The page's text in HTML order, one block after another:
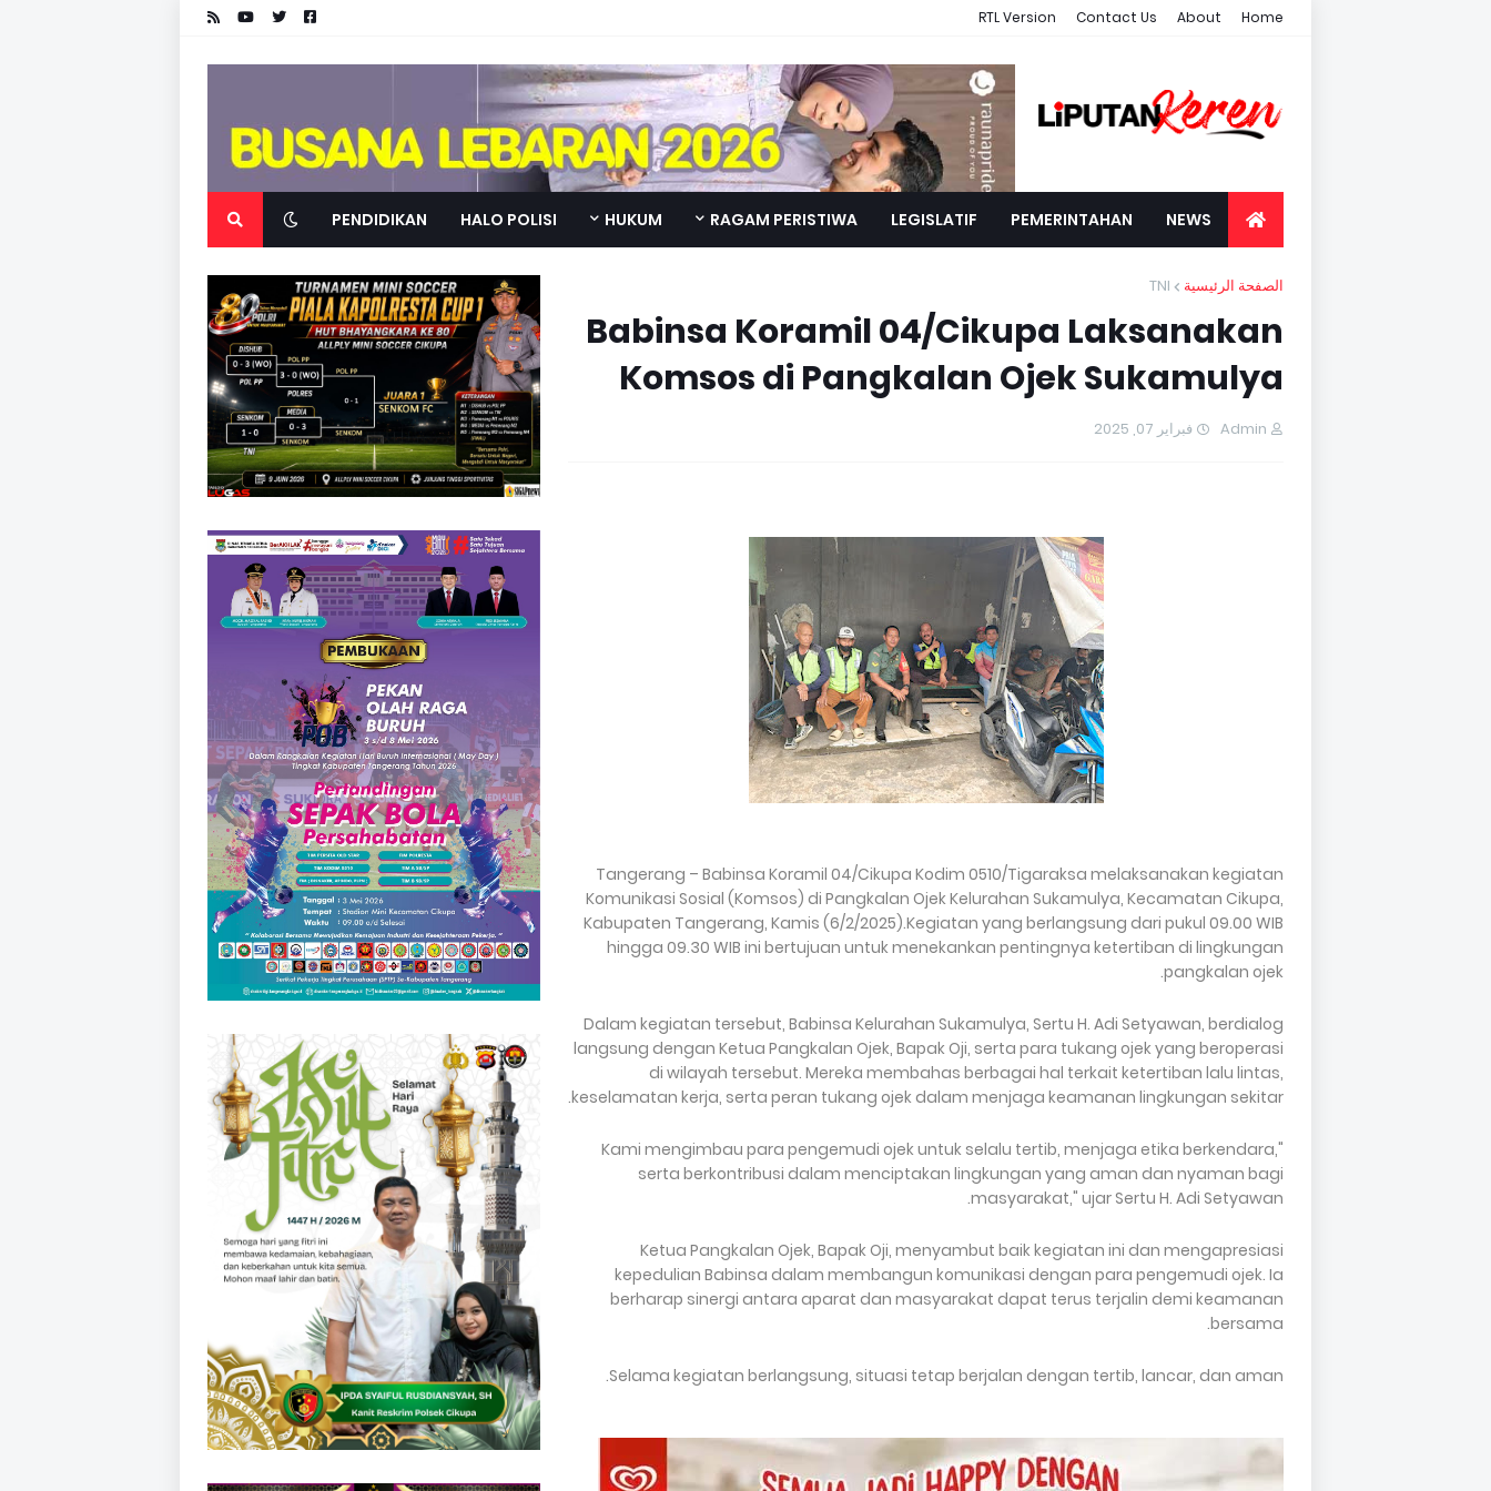
Home
About
Contact Us
RTL Version
NEWS
PEMERINTAHAN
LEGISLATIF
RAGAM PERISTIWA
HUKUM
HALO POLISI
PENDIDIKAN
الصفحة الرئيسية TNI
Babinsa Koramil 04/Cikupa Laksanakan
Komsos di Pangkalan Ojek Sukamulya
Admin فبراير 07, 2025
Tangerang – Babinsa Koramil 04/Cikupa Kodim 0510/Tigaraksa melaksanakan kegiatan
Komunikasi Sosial (Komsos) di Pangkalan Ojek Kelurahan Sukamulya, Kecamatan Cikupa,
Kabupaten Tangerang, Kamis (6/2/2025).Kegiatan yang berlangsung dari pukul 09.00 WIB
hingga 09.30 WIB ini bertujuan untuk menekankan pentingnya ketertiban di lingkungan
pangkalan ojek.
Dalam kegiatan tersebut, Babinsa Kelurahan Sukamulya, Sertu H. Adi Setyawan, berdialog
langsung dengan Ketua Pangkalan Ojek, Bapak Oji, serta para tukang ojek yang beroperasi
di wilayah tersebut. Mereka membahas berbagai hal terkait ketertiban lalu lintas,
keselamatan kerja, serta peran tukang ojek dalam menjaga keamanan lingkungan sekitar.
"Kami mengimbau para pengemudi ojek untuk selalu tertib, menjaga etika berkendara,
serta berkontribusi dalam menciptakan lingkungan yang aman dan nyaman bagi
masyarakat," ujar Sertu H. Adi Setyawan.
Ketua Pangkalan Ojek, Bapak Oji, menyambut baik kegiatan ini dan mengapresiasi
kepedulian Babinsa dalam membangun komunikasi dengan para pengemudi ojek. Ia
berharap sinergi antara aparat dan masyarakat dapat terus terjalin demi keamanan
bersama.
Selama kegiatan berlangsung, situasi tetap berjalan dengan tertib, lancar, dan aman.